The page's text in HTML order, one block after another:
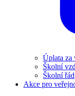
Úplata za
Školní
Školní řád
Akce pro